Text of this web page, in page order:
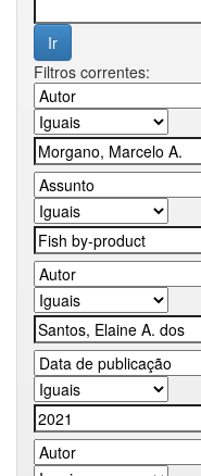
Filtros correntes: